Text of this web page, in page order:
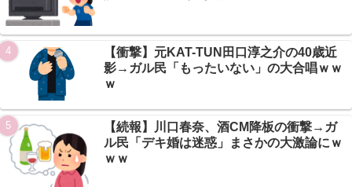
Powered by livedoor 相互RSS
【衝撃】元KAT-TUN田口淳之介の40歳近
影→ガル民「もったいない」の大合唱ｗｗ
ｗ
【続報】川口春奈、酒CM降板の衝撃→ガ
ル民「デキ婚は迷惑」まさかの大激論にｗ
ｗｗ